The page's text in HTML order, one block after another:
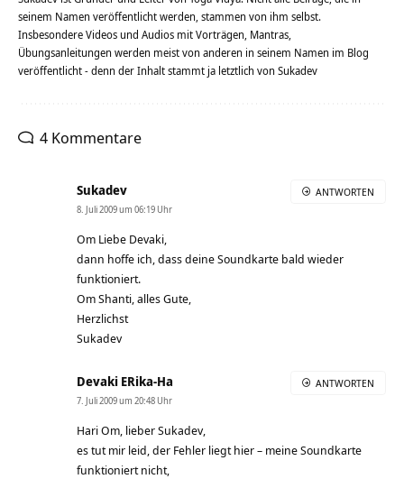
seinem Namen veröffentlicht werden, stammen von ihm selbst.
Insbesondere Videos und Audios mit Vorträgen, Mantras,
Übungsanleitungen werden meist von anderen in seinem Namen im Blog
veröffentlicht - denn der Inhalt stammt ja letztlich von Sukadev
4 Kommentare
Sukadev
8. Juli 2009 um 06:19 Uhr
Om Liebe Devaki,
dann hoffe ich, dass deine Soundkarte bald wieder
funktioniert.
Om Shanti, alles Gute,
Herzlichst
Sukadev
ANTWORTEN
Devaki ERika-Ha
7. Juli 2009 um 20:48 Uhr
Hari Om, lieber Sukadev,
es tut mir leid, der Fehler liegt hier – meine Soundkarte
funktioniert nicht,
ANTWORTEN